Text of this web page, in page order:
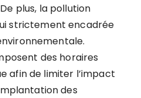
plus, la pollution
strictement encadrée
des horaires
afin de limiter l’impact
des